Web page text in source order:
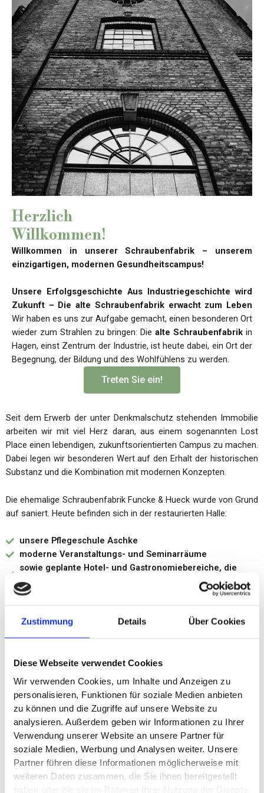
Zustimmung Details Über Cookies
Diese Webseite verwendet Cookies
Wir verwenden Cookies, um Inhalte und Anzeigen zu
personalisieren, Funktionen für soziale Medien anbieten
zu können und die Zugriffe auf unsere Website zu
analysieren. Außerdem geben wir Informationen zu Ihrer
Verwendung unserer Website an unsere Partner für
soziale Medien, Werbung und Analysen weiter. Unsere
Partner führen diese Informationen möglicherweise mit
weiteren Daten zusammen, die Sie ihnen bereitgestellt
Willkommen in unserer Schraubenfabrik – unserem
einzigartigen, modernen Gesundheitscampus!
Unsere Erfolgsgeschichte Aus Industriegeschichte wird
Zukunft – Die alte Schraubenfabrik erwacht zum Leben
Wir haben es uns zur Aufgabe gemacht, einen besonderen Ort
wieder zum Strahlen zu bringen: Die alte Schraubenfabrik in
Hagen, einst Zentrum der Industrie, ist heute dabei, ein Ort der
Begegnung, der Bildung und des Wohlfühlens zu werden.
Herzlich
Willkommen!
Treten Sie ein!
Seit dem Erwerb der unter Denkmalschutz stehenden Immobilie
arbeiten wir mit viel Herz daran, aus einem sogenannten Lost
Place einen lebendigen, zukunftsorientierten Campus zu machen.
Dabei legen wir besonderen Wert auf den Erhalt der historischen
Substanz und die Kombination mit modernen Konzepten.
Die ehemalige Schraubenfabrik Funcke & Hueck wurde von Grund
auf saniert. Heute befinden sich in der restaurierten Halle:
unsere Pflegeschule Aschke
moderne Veranstaltungs- und Seminarräume
sowie geplante Hotel- und Gastronomiebereiche, die
aktuell noch im Umbau sind
Unser Ziel
und Kulturen zu schaffen – ein Ort, an dem Lernen, Erholung,
Genuss und Austausch harmonisch miteinander verschmelzen.
Wir laden Sie herzlich ein, Teil dieser Reise zu werden und die
Entstehung eines Ortes mitzuerleben, der Hagen neu definiert:
offen, inspirierend und voller Zukunft.
Die Schraubenfabrik ist mehr als nur ein Ort der Begegnung – sie
ist ein lebendiger Campus, der sich in einem aufwendig